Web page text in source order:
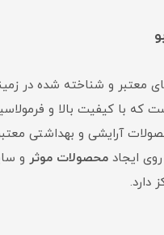
معتبر و شناخته شده در
که با کیفیت بالا و
آرایشی و بهداشتی
ایجاد محصولات موثر و
دارد.